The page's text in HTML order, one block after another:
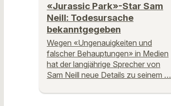
«Jurassic Park»-Star Sam
Neill: Todesursache
bekanntgegeben
Wegen «Ungenauigkeiten und
falscher Behauptungen» in Medien
hat der langjährige Sprecher von
Sam Neill neue Details zu seinem …